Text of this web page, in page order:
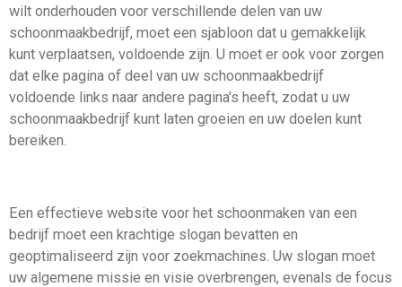
wilt onderhouden voor verschillende delen van uw
schoonmaakbedrijf, moet een sjabloon dat u gemakkelijk
kunt verplaatsen, voldoende zijn. U moet er ook voor zorgen
dat elke pagina of deel van uw schoonmaakbedrijf
voldoende links naar andere pagina's heeft, zodat u uw
schoonmaakbedrijf kunt laten groeien en uw doelen kunt
bereiken.
Een effectieve website voor het schoonmaken van een
bedrijf moet een krachtige slogan bevatten en
geoptimaliseerd zijn voor zoekmachines. Uw slogan moet
uw algemene missie en visie overbrengen, evenals de focus